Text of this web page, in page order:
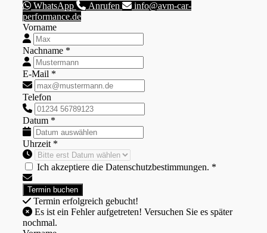
WhatsApp Anrufen
info@avm-car-
performance.de
Vorname
Nachname *
E-Mail *
Telefon
Datum *
Uhrzeit *
Ich akzeptiere die Datenschutzbestimmungen. *
Termin erfolgreich gebucht!
nochmal.